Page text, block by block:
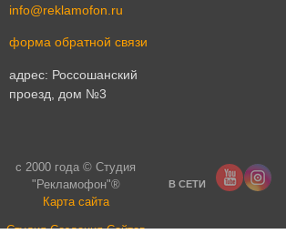
info@reklamofon.ru
форма обратной связи
адрес: Россошанский
проезд, дом №3
c 2000 года © Студия
"Рекламофон"®
Карта сайта
Cтудия Создания Сайтов
В СЕТИ